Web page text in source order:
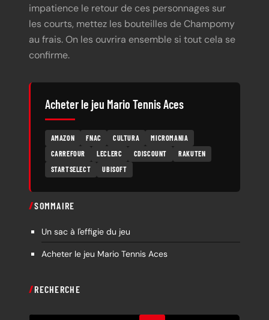
impatience le retour de ces personnages sur
les courts, mettez les bouteilles de Champomy
au frais. On les ouvrira ensemble si tout cela se
confirme.
Acheter le jeu Mario Tennis Aces
AMAZON FNAC CULTURA
MICROMANIA
CARREFOUR
LECLERC CDISCOUNT
RAKUTEN
STARTSELECT
UBISOFT
SOMMAIRE
Un sac à l'effigie du jeu
Acheter le jeu Mario Tennis Aces
RECHERCHE